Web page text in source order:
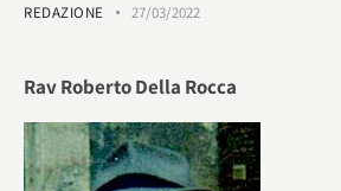
REDAZIONE 27/03/2022
Rav Roberto Della Rocca